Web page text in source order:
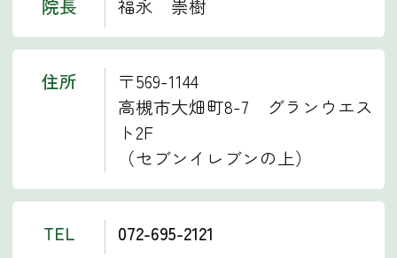
院長 福永 崇樹
住所
〒569-1144
高槻市大畑町8-7 グランウエス
ト2F
（セブンイレブンの上）
TEL 072-695-2121